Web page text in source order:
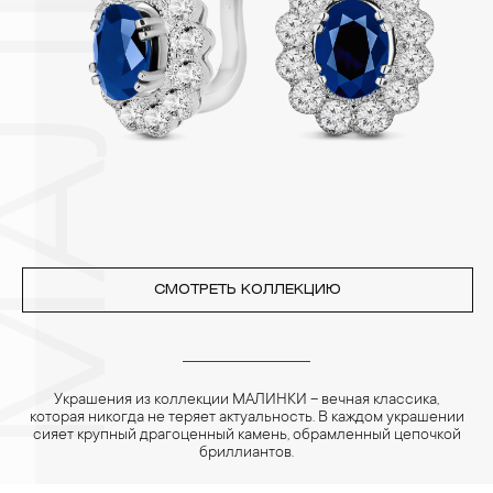
3. Ни в коем случае не храните украшения в ванной комнате.
Особенно беречь от воздействия влаги, необходимо
позолоченные изделия. Также высокую влажность плохо
переносят жемчуг, бирюза, малахит и янтарь.
4. Специалисты обычно рекомендуют чистить украшения не
реже одного раза в месяц, а также регулярно протирать их
СМОТРЕТЬ КОЛЛЕКЦИЮ
Украшения из коллекции МАЛИНКИ – вечная классика,
которая никогда не теряет актуальность. В каждом украшении
сияет крупный драгоценный камень, обрамленный цепочкой
бриллиантов.